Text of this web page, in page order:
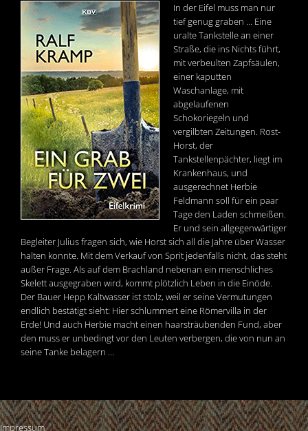
In der Eifel muss man nur
tief genug graben … Eine
uralte Tankstelle an einer
Straße, die ins Nichts führt,
mit verbeulten Zapfsäulen,
einer kaputten
Waschanlage, mit
abgelaufenen
Schokoriegeln und
vergilbten Zeitungen. Rost-
Horst, der
Tankstellenpächter, liegt im
Krankenhaus, und
ausgerechnet Herbie
Feldmann soll für ein paar
Tage den Laden schmeißen.
Er und sein allgegenwärtiger
Begleiter Julius fragen sich, wie Horst sich all die Jahre über Wasser
halten konnte. Mit dem Verkauf von Sprit jedenfalls nicht, das steht
außer Frage. Als auf dem Brachland nebenan ein menschliches
Skelett ausgegraben wird, kommt plötzlich Leben in die Einöde.
Der Bauer Hepp Kaltwasser ist stolz, weil er seine Vermutungen
endlich bestätigt sieht: Hier schlummert eine Römervilla in der
Erde! Und auch Herbie macht einen haarsträubenden Fund, aber
den muss er unbedingt vor den Leuten verbergen, die von nun an
seine Tanke belagern …
Impressum